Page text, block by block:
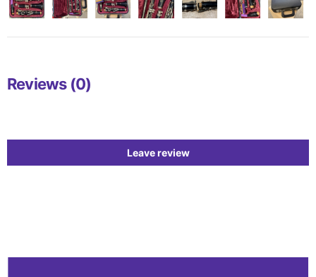
Reviews (0)
Leave review